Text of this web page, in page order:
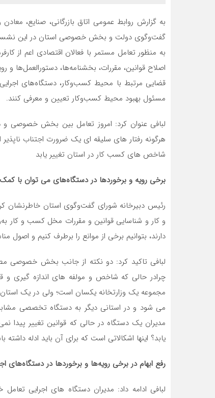
به گزارش روابط عمومی اتاق بازرگانی، صنایع،
به منظور تعامل مستمر با فعالان اقتصادی اعم از
اصلاح قوانین، مقررات، بخشنامه‌ها، دستورالعمل‌ها
قضایی مرتبط با محیط کسب‌وکار، دستگاه‌های
مسئول بهبود محیط کسب‌وکار تعیین و معرفی کنند.
لبافی عنوان کرد: امروز تعامل بین بخش خصوصی و
هرگونه رفتار های سلیقه ای یک ضرورت اجتناب
شاخص های کسب کار در استان تغییر یابد
برخی رویه و برخوردها در دستگاه‌های‌ می توان با
رئیس دبیرخانه شورای گفت‌وگوی استان خاطرنشان
و کار و شناسایی قوانین و مقررات مخل کسب و کار
دارند، بتوانیم برخی از موانع را برطرف کنیم و اصول
لبافی تاکید کرد: دو نکته از جانب بخش خصوصی
چرادر حالی که شاخص و مولفه های اندازه گیری و
مجموعه یک وزارتخانه یکسان است؛ ولی در یک استان
می شود و در استانی دیگر به دستگاه تخصصی مشابه
مدیران یک دستگاه در حالی که قوانین تغییر
یابد؟ اینها اشکالاتی است که برای آن باید ادله
رفع ابهام در برخی رویه‌ها و برخوردها در دستگاه‌های
لبافی ادامه داد: مدیران دستگاه های اجرایی